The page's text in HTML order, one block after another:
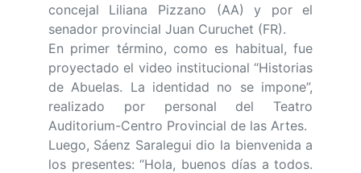
concejal Liliana Pizzano (AA) y por el
senador provincial Juan Curuchet (FR).
En primer término, como es habitual, fue
proyectado el video institucional “Historias
de Abuelas. La identidad no se impone”,
realizado por personal del Teatro
Auditorium-Centro Provincial de las Artes.
Luego, Sáenz Saralegui dio la bienvenida a
los presentes: “Hola, buenos días a todos.